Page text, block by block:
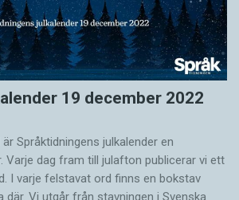
19 december 2022
Språktidningens julkalender en
Varje dag fram till julafton publicerar vi ett
I varje felstavat ord finns en bokstav
Vi utgår från stavningen i Svenska